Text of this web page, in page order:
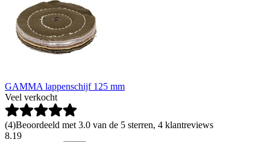
GAMMA lappenschijf 125 mm
Veel verkocht
(4)Beoordeeld met 3.0 van de 5 sterren, 4 klantreviews
8.19